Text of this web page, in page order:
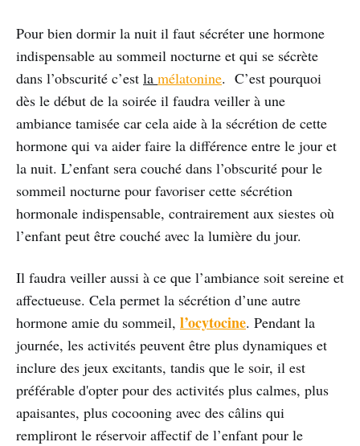
Pour bien dormir la nuit il faut sécréter une hormone
indispensable au sommeil nocturne et qui se sécrète
dans l’obscurité c’est la mélatonine. C’est pourquoi
dès le début de la soirée il faudra veiller à une
ambiance tamisée car cela aide à la sécrétion de cette
hormone qui va aider faire la différence entre le jour et
la nuit. L’enfant sera couché dans l’obscurité pour le
sommeil nocturne pour favoriser cette sécrétion
hormonale indispensable, contrairement aux siestes où
l’enfant peut être couché avec la lumière du jour.
Il faudra veiller aussi à ce que l’ambiance soit sereine et
affectueuse. Cela permet la sécrétion d’une autre
hormone amie du sommeil, l’ocytocine. Pendant la
journée, les activités peuvent être plus dynamiques et
inclure des jeux excitants, tandis que le soir, il est
préférable d'opter pour des activités plus calmes, plus
apaisantes, plus cocooning avec des câlins qui
rempliront le réservoir affectif de l’enfant pour le